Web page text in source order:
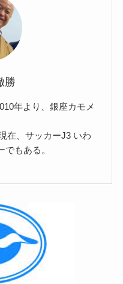
勝
年より、銀座カモメ
在、サッカーJ3 いわ
もある。